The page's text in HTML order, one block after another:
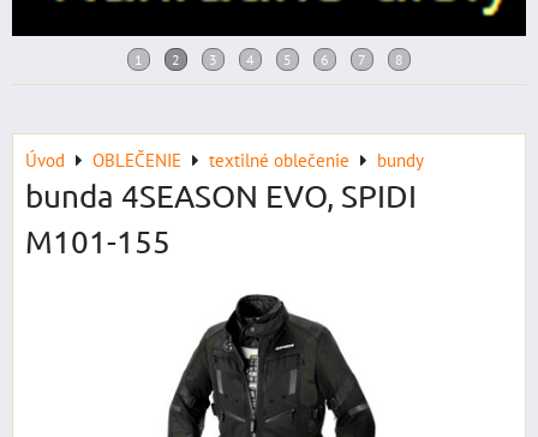
Úvod OBLEČENIE textilné oblečenie bundy
bunda 4SEASON EVO, SPIDI
M101-155